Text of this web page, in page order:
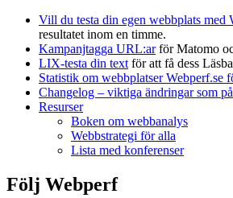
Vill du testa din egen webbplats med
resultatet inom en timme.
Kampanjtagga URL:arför Matomo
LIX-testa din text för att få dess
Statistik om webbplatser Webperf.se
Changelog – viktiga ändringar som
Resurser
Boken om webbanalys
Webbstrategi för alla
Lista med konferenser
Följ Webperf